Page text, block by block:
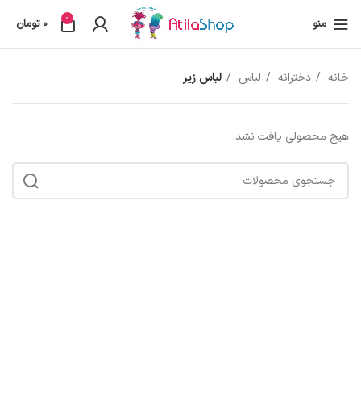
منو 0
0 تومان
خانه دخترانه لباس لباس زیر
هیچ محصولی یافت نشد.